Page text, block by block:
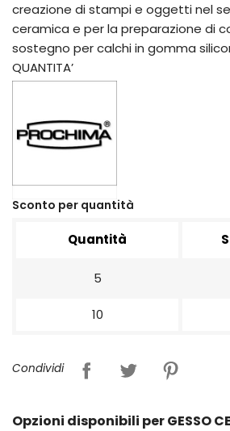
creazione di stampi e oggetti nel
ceramica e per la preparazione di
sostegno per calchi in gomma
QUANTITA’
Sconto per quantità
Quantità
5
10
Condividi
Opzioni disponibili per GESSO